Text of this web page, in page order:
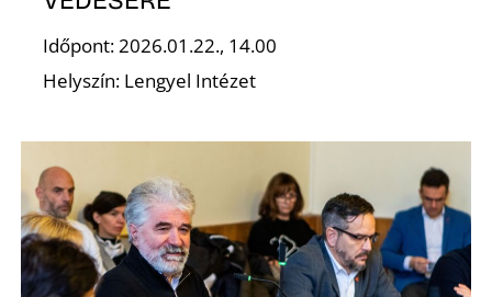
Időpont: 2026.01.22., 14.00
Helyszín: Lengyel Intézet